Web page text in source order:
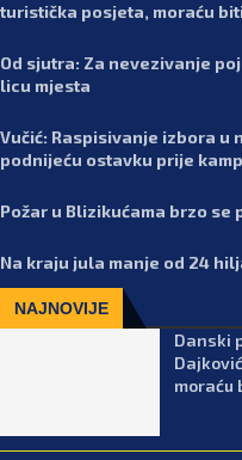
turistička posjeta, moraću
Od sjutra: Za nevezivanje
licu mjesta
Vučić: Raspisivanje izbora u
podnijeću ostavku prije
Požar u Blizikućama brzo
Na kraju jula manje od 24
NAJNOVIJE
Danski
moraću